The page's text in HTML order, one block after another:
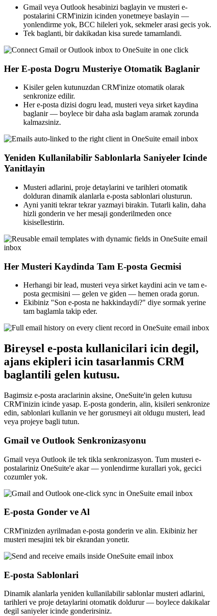
Gmail veya Outlook hesabinizi baglayin ve musteri e-
postalarini CRM'inizin icinden yonetmeye baslayin —
yonlendirme yok, BCC hileleri yok, sekmeler arasi gecis yok.
Tek baglanti, bir dakikadan kisa surede tamamlandi.
Her E-posta Dogru Musteriye Otomatik Baglanir
Kisiler gelen kutunuzdan CRM'inize otomatik olarak
senkronize edilir.
Her e-posta dizisi dogru lead, musteri veya sirket kaydina
baglanir — boylece bir daha asla baglam aramak zorunda
kalmazsiniz.
Yeniden Kullanilabilir Sablonlarla Saniyeler Icinde
Yanitlayin
Musteri adlarini, proje detaylarini ve tarihleri otomatik
dolduran dinamik alanlarla e-posta sablonlari olusturun.
Ayni yaniti tekrar tekrar yazmayi birakin. Tutarli kalin, daha
hizli gonderin ve her mesaji gonderilmeden once
kisisellestirin.
Her Musteri Kaydinda Tam E-posta Gecmisi
Herhangi bir lead, musteri veya sirket kaydini acin ve tam e-
posta gecmisini — gelen ve giden — hemen orada gorun.
Ekibiniz "Son e-posta ne hakkindaydi?" diye sormak yerine
tam baglamla takip eder.
Bireysel e-posta kullanicilari icin degil,
ajans ekipleri icin tasarlanmis CRM
baglantili gelen kutusu.
Bagimsiz e-posta araclarinin aksine, OneSuite'in gelen kutusu
CRM'inizin icinde yasар. E-posta gonderin, alin, kisileri senkronize
edin, sablonlari kullanin ve her gorusmeyi ait oldugu musteri, lead
veya projeye bagli tutun.
Gmail ve Outlook Senkronizasyonu
Gmail veya Outlook ile tek tikla senkronizasyon. Tum musteri e-
postalariniz OneSuite'e akar — yonlendirme kurallari yok, gecici
cozumler yok.
E-posta Gonder ve Al
CRM'inizden ayrilmadan e-posta gonderin ve alin. Ekibiniz her
musteri mesajini tek bir ekrandan yonetir.
E-posta Sablonlari
Dinamik alanlarla yeniden kullanilabilir sablonlar musteri adlarini,
tarihleri ve proje detaylarini otomatik doldurur — boylece dakikalar
degil saniyeler icinde gonderirsiniz.